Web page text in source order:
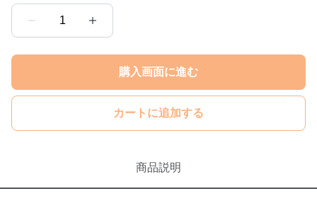
1
購入画面に進む
カートに追加する
商品説明